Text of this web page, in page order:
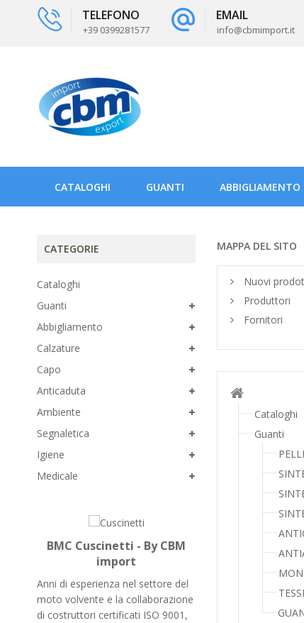
TELEFONO
+39 0399281577
EMAIL
info@cbmimport.it
CATALOGHI GUANTI ABBIGLIAMENTO
CATEGORIE
Cataloghi
Guanti
Abbigliamento
Calzature
Capo
Anticaduta
Ambiente
Segnaletica
Igiene
Medicale
BMC Cuscinetti - By CBM
import
Anni di esperienza nel settore del
moto volvente e la collaborazione
di costruttori certificati ISO 9001,
MAPPA DEL SITO
Nuovi
Produttori
Fornitori
Cataloghi
Guanti